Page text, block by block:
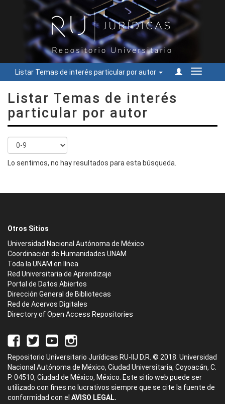
Listar Temas de interés particular por autor
Cambiar
Listar Temas de interés
particular por autor
Lo sentimos, no hay resultados para esta búsqueda.
Otros Sitios
Universidad Nacional Autónoma de México
Coordinación de Humanidades UNAM
Toda la UNAM en línea
Red Universitaria de Aprendizaje
Portal de Datos Abiertos
Dirección General de Bibliotecas
Red de Acervos Digitales
Directory of Open Access Repositories
Repositorio Universitario Jurídicas RU-IIJ D.R. © 2018. Universidad
Nacional Autónoma de México, Ciudad Universitaria, Coyoacán, C.
P. 04510, Ciudad de México, México. Este sitio web puede ser
utilizado con fines no lucrativos siempre que se cite la fuente de
conformidad con el AVISO LEGAL.